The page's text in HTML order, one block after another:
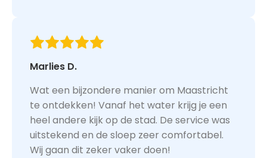
Marlies D.
Wat een bijzondere manier om Maastricht
te ontdekken! Vanaf het water krijg je een
heel andere kijk op de stad. De service was
uitstekend en de sloep zeer comfortabel.
Wij gaan dit zeker vaker doen!